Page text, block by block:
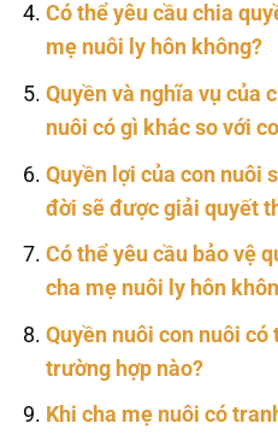
Có thể yêu cầu chia
mẹ nuôi ly hôn không?
Quyền và nghĩa vụ của
nuôi có gì khác so với
Quyền lợi của con nuôi
đời sẽ được giải quyết
Có thể yêu cầu bảo vệ
cha mẹ nuôi ly hôn
Quyền nuôi con nuôi
trường hợp nào?
Khi cha mẹ nuôi có